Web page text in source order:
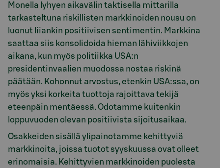
Monella lyhyen aikavälin taktisella mittarilla
tarkasteltuna riskillisten markkinoiden nousu on
luonut liiankin positiivisen sentimentin. Markkina
saattaa siis konsolidoida hieman lähiviikkojen
aikana, kun myös politiikka USA:n
presidentinvaalien muodossa nostaa riskinä
päätään. Kohonnut arvostus, etenkin USA:ssa, on
myös yksi korkeita tuottoja rajoittava tekijä
eteenpäin mentäessä. Odotamme kuitenkin
loppuvuoden olevan positiivista sijoitusaikaa.
Osakkeiden sisällä ylipainotamme kehittyviä
markkinoita, joissa tuotot syyskuussa ovat olleet
erinomaisia. Kehittyvien markkinoiden puolesta